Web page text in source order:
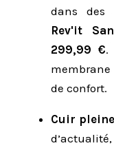
dans des
Rev'it
299,99 €.
membrane
de confort.
Cuir